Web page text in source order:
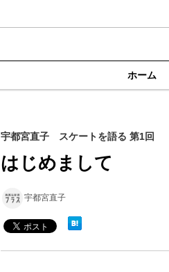
ホーム
宇都宮直子 スケートを語る 第1回
はじめまして
宇都宮直子